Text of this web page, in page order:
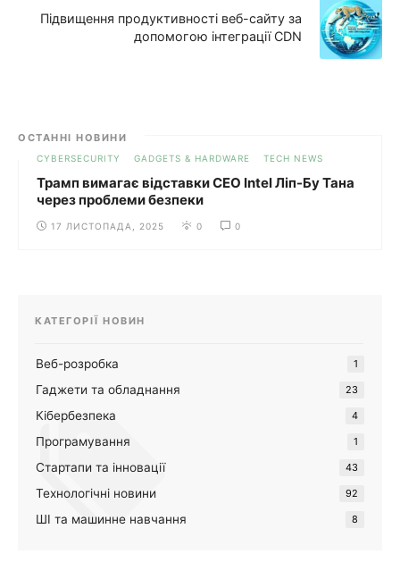
Підвищення продуктивності веб-сайту за
допомогою інтеграції CDN
ОСТАННІ НОВИНИ
CYBERSECURITY GADGETS & HARDWARE TECH NEWS
Трамп вимагає відставки CEO Intel Ліп-Бу Тана
через проблеми безпеки
17 ЛИСТОПАДА, 2025 0 0
КАТЕГОРІЇ НОВИН
Веб-розробка 1
Гаджети та обладнання 23
Кібербезпека 4
Програмування 1
Стартапи та інновації 43
Технологічні новини 92
ШІ та машинне навчання 8